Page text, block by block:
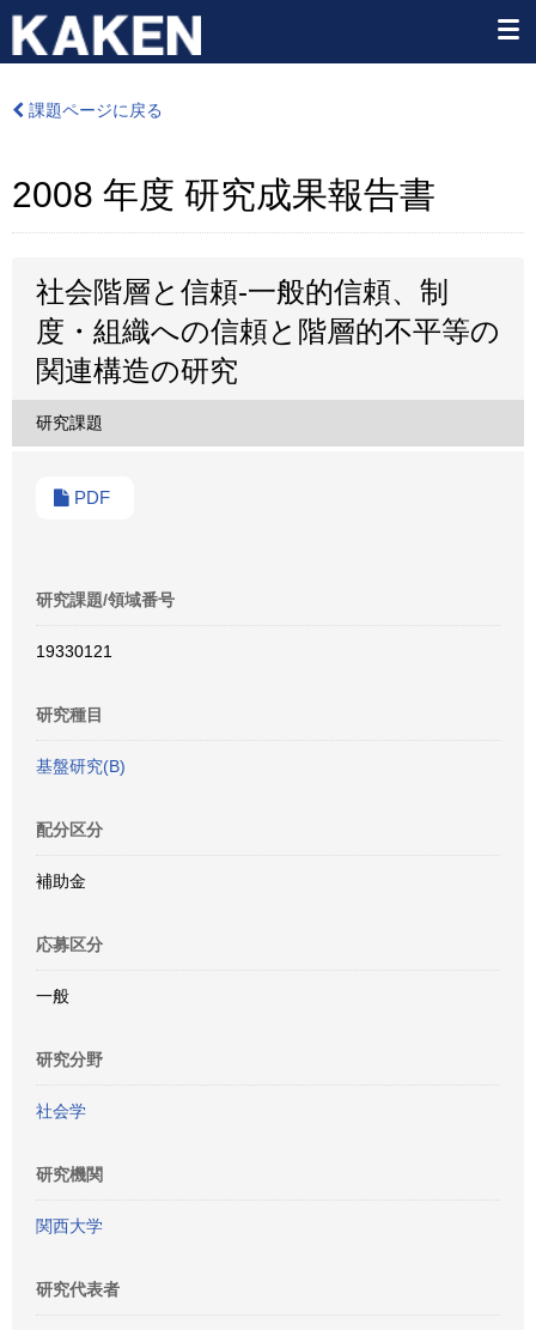
課題ページに戻る
2008 年度 研究成果報告書
社会階層と信頼-一般的信頼、制
度・組織への信頼と階層的不平等の
関連構造の研究
研究課題
PDF
研究課題/領域番号
19330121
研究種目
基盤研究(B)
配分区分
補助金
応募区分
一般
研究分野
社会学
研究機関
関西大学
研究代表者